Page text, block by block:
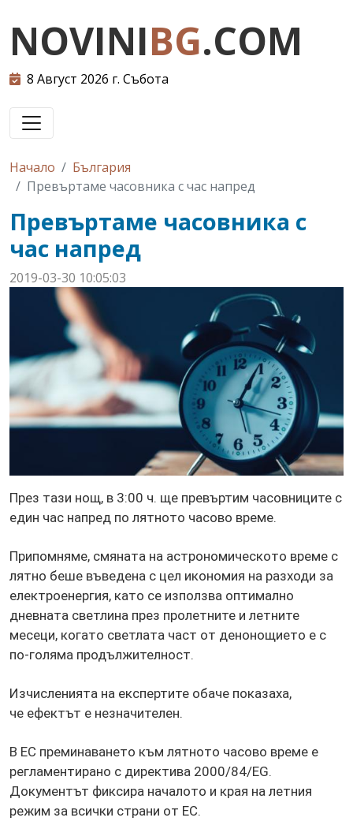
NOVINIBG.COM
8 Август 2026 г. Събота
Начало
България
Превъртаме часовника с час напред
Превъртаме часовника с
час напред
2019-03-30 10:05:03
През тази нощ, в 3:00 ч. ще превъртим часовниците с
един час напред по лятното часово време.
Припомняме, смяната на астрономическото време с
лятно беше въведена с цел икономия на разходи за
електроенергия, като се използва оптимално
дневната светлина през пролетните и летните
месеци, когато светлата част от денонощието е с
по-голяма продължителност.
Изчисленията на експертите обаче показаха,
че ефектът е незначителен.
В ЕС преминаването към лятното часово време е
регламентирано с директива 2000/84/EG.
Документът фиксира началото и края на летния
режим за всички страни от ЕС.